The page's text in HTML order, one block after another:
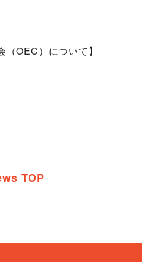
（OEC）について】
TOP